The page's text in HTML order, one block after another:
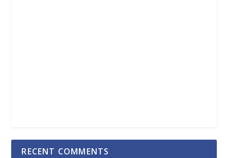
RECENT COMMENTS